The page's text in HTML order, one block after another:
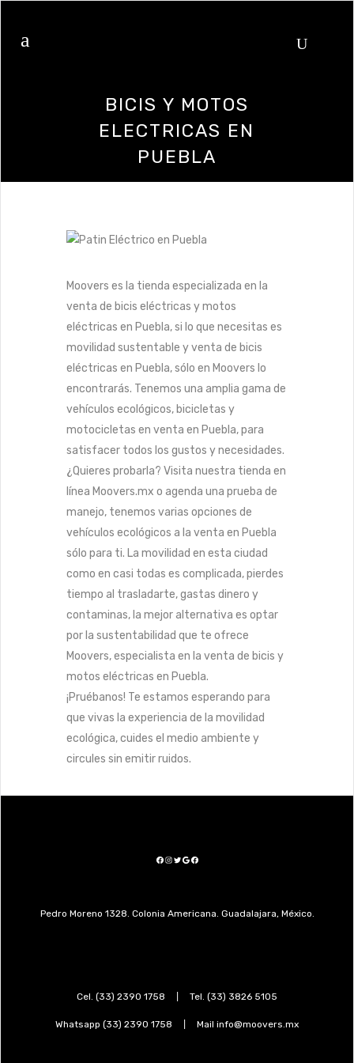
BICIS Y MOTOS
ELECTRICAS EN
PUEBLA
Moovers es la tienda especializada en la
venta de bicis eléctricas y motos
eléctricas en Puebla, si lo que necesitas es
movilidad sustentable y venta de bicis
eléctricas en Puebla, sólo en Moovers lo
encontrarás. Tenemos una amplia gama de
vehículos ecológicos, bicicletas y
motocicletas en venta en Puebla, para
satisfacer todos los gustos y necesidades.
¿Quieres probarla? Visita nuestra tienda en
línea Moovers.mx o agenda una prueba de
manejo, tenemos varias opciones de
vehículos ecológicos a la venta en Puebla
sólo para ti. La movilidad en esta ciudad
como en casi todas es complicada, pierdes
tiempo al trasladarte, gastas dinero y
contaminas, la mejor alternativa es optar
por la sustentabilidad que te ofrece
Moovers, especialista en la venta de bicis y
motos eléctricas en Puebla.
¡Pruébanos! Te estamos esperando para
que vivas la experiencia de la movilidad
ecológica, cuides el medio ambiente y
circules sin emitir ruidos.
FACEBOOK
INSTAGRAM
TWITTER
GOOGLE
FACEBOOK
Pedro Moreno 1328. Colonia Americana. Guadalajara, México.
Cel. (33) 2390 1758 Tel. (33) 3826 5105
Whatsapp (33) 2390 1758 Mail info@moovers.mx